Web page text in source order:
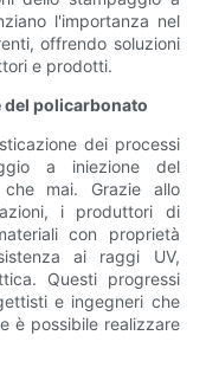
l'importanza nel
offrendo soluzioni
e prodotti.
del policarbonato
dei processi
a iniezione del
mai. Grazie allo
i produttori di
con proprietà
ai raggi UV,
Questi progressi
e ingegneri che
è possibile realizzare